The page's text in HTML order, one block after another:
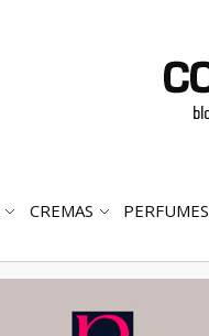
ABRIR
ABRIR
CREMAS PERFUMES